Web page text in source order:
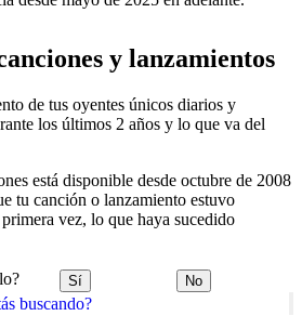
buscando?
y lanzamientos
de tus oyentes únicos diarios y
los últimos 2 años y lo que va del
está disponible desde octubre de 2008
tu canción o lanzamiento estuvo
vez, lo que haya sucedido
Sí No